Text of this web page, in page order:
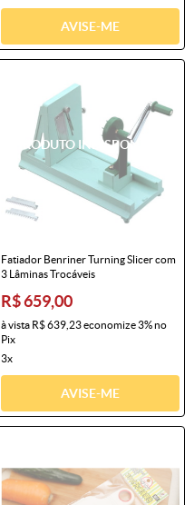
AVISE-ME
Fatiador Benriner Turning Slicer com
3 Lâminas Trocáveis
R$ 659,00
à vista R$ 639,23economize3%no
Pix
3x
AVISE-ME